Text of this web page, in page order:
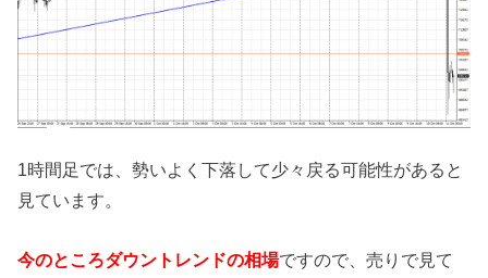
1時間足では、勢いよく下落して少々戻る可能性があると
見ています。
今のところダウントレンドの相場ですので、売りで見て